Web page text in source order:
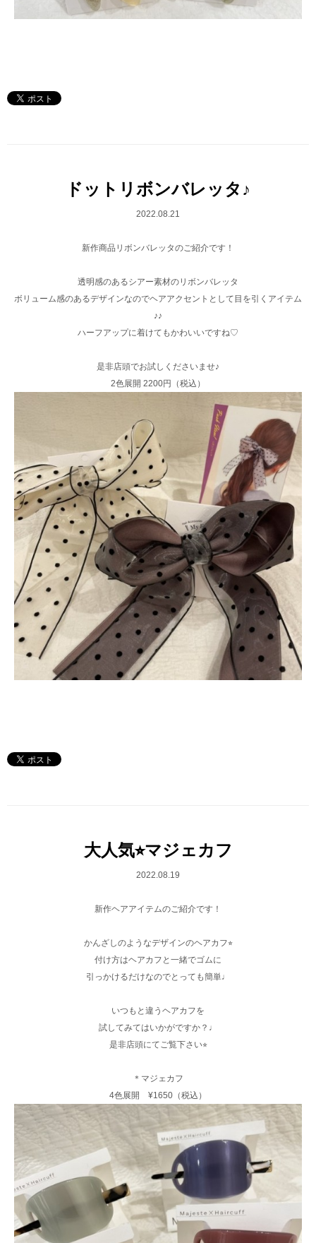
ドットリボンバレッタ♪
2022.08.21
新作商品リボンバレッタのご紹介です！
透明感のあるシアー素材のリボンバレッタ
ボリューム感のあるデザインなのでヘアアクセントとして目を引くアイテム
♪♪
ハーフアップに着けてもかわいいですね♡
是非店頭でお試しくださいませ♪
2色展開 2200円（税込）
大人気⭐︎マジェカフ
2022.08.19
新作ヘアアイテムのご紹介です！
かんざしのようなデザインのヘアカフ⭐︎
付け方はヘアカフと一緒でゴムに
引っかけるだけなのでとっても簡単♩
いつもと違うヘアカフを
試してみてはいかがですか？♩
是非店頭にてご覧下さい⭐︎
＊マジェカフ
4色展開 ¥1650（税込）